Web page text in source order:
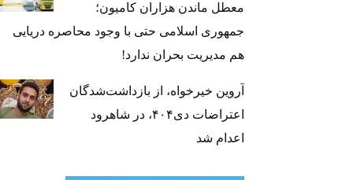
معطل ماندن هزاران کامیون؛
جمهوری اسلامی حتی با وجود محاصره دریایی
هم مدیریت بحران ندارد!
آروین خیرخواه، از بازداشت‌شدگان
اعتراضات دی۴۰۴، در شاهرود
اعدام شد